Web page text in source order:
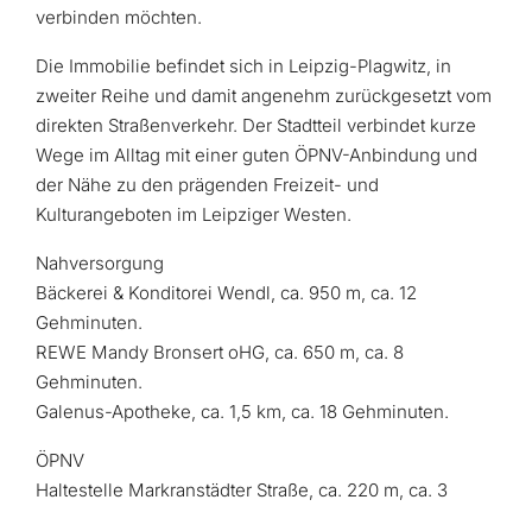
verbinden möchten.
Die Immobilie befindet sich in Leipzig-Plagwitz, in
zweiter Reihe und damit angenehm zurückgesetzt vom
direkten Straßenverkehr. Der Stadtteil verbindet kurze
Wege im Alltag mit einer guten ÖPNV-Anbindung und
der Nähe zu den prägenden Freizeit- und
Kulturangeboten im Leipziger Westen.
Nahversorgung
Bäckerei & Konditorei Wendl, ca. 950 m, ca. 12
Gehminuten.
REWE Mandy Bronsert oHG, ca. 650 m, ca. 8
Gehminuten.
Galenus-Apotheke, ca. 1,5 km, ca. 18 Gehminuten.
ÖPNV
Haltestelle Markranstädter Straße, ca. 220 m, ca. 3